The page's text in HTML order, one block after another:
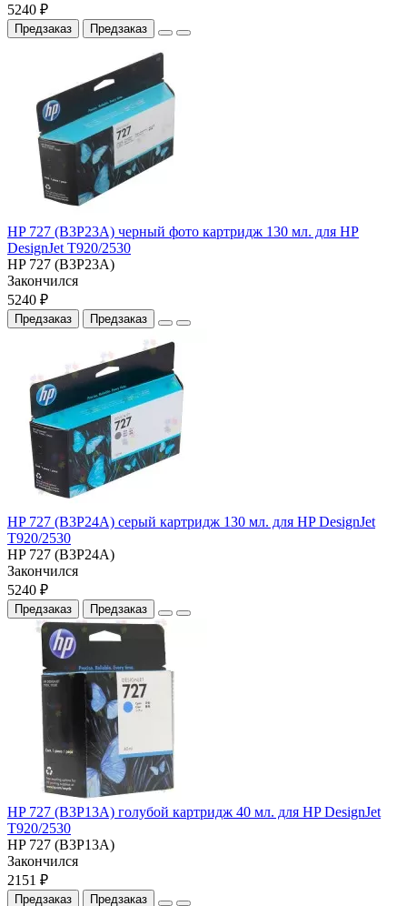
5240 ₽
Предзаказ Предзаказ
HP 727 (B3P23A) черный фото картридж 130 мл. для HP
DesignJet T920/2530
HP 727 (B3P23A)
Закончился
5240 ₽
Предзаказ Предзаказ
HP 727 (B3P24A) серый картридж 130 мл. для HP DesignJet
T920/2530
HP 727 (B3P24A)
Закончился
5240 ₽
Предзаказ Предзаказ
HP 727 (B3P13A) голубой картридж 40 мл. для HP DesignJet
T920/2530
HP 727 (B3P13A)
Закончился
2151 ₽
Предзаказ Предзаказ